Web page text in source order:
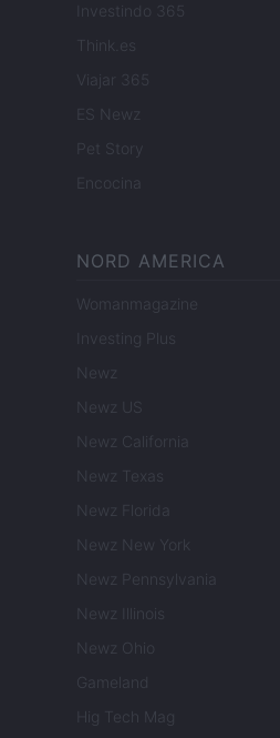
Investindo 365
Think.es
Viajar 365
ES Newz
Pet Story
Encocina
NORD AMERICA
Womanmagazine
Investing Plus
Newz
Newz US
Newz California
Newz Texas
Newz Florida
Newz New York
Newz Pennsylvania
Newz Illinois
Newz Ohio
Gameland
Hig Tech Mag